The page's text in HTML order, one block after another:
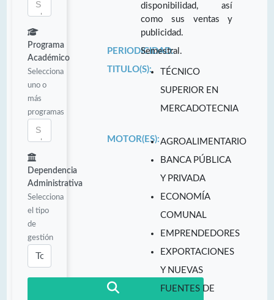
Programa
Académico
Selecciona
uno o
más
programas
Dependencia
Administrativa
Selecciona
el tipo
de
gestión
disponibilidad, así
como sus ventas y
publicidad.
PERIODICIDAD:
Semestral.
TITULO(S):
TÉCNICO
SUPERIOR EN
MERCADOTECNIA
MOTOR(ES):AGROALIMENTARIO
BANCA PÚBLICA
Y PRIVADA
ECONOMÍA
COMUNAL
EMPRENDEDORES
EXPORTACIONES
Y NUEVAS
FUENTES DE